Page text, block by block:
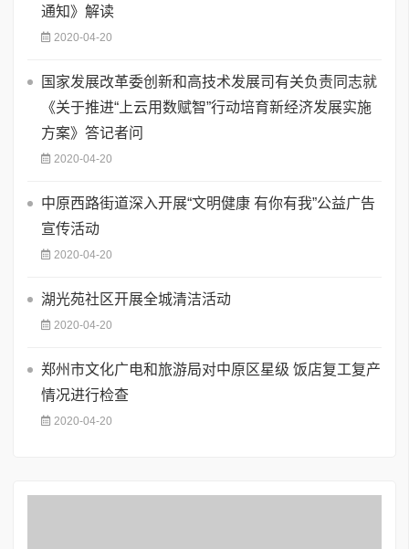
通知》解读
2020-04-20
国家发展改革委创新和高技术发展司有关负责同志就
《关于推进“上云用数赋智”行动培育新经济发展实施
方案》答记者问
2020-04-20
中原西路街道深入开展“文明健康 有你有我”公益广告
宣传活动
2020-04-20
湖光苑社区开展全城清洁活动
2020-04-20
郑州市文化广电和旅游局对中原区星级 饭店复工复产
情况进行检查
2020-04-20